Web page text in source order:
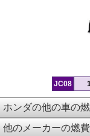
JC08
ホンダの他の車の
他のメーカーの燃